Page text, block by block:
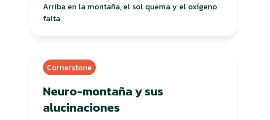
Arriba en la montaña, el sol quema y el oxígeno
falta.
Cornerstone
Neuro-montaña y sus
alucinaciones